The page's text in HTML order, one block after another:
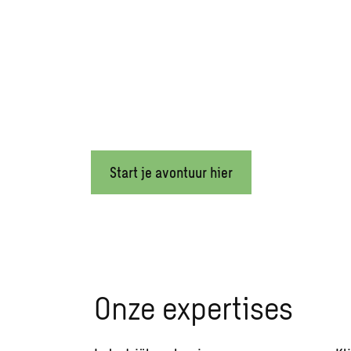
Start je avontuur hier
Onze expertises